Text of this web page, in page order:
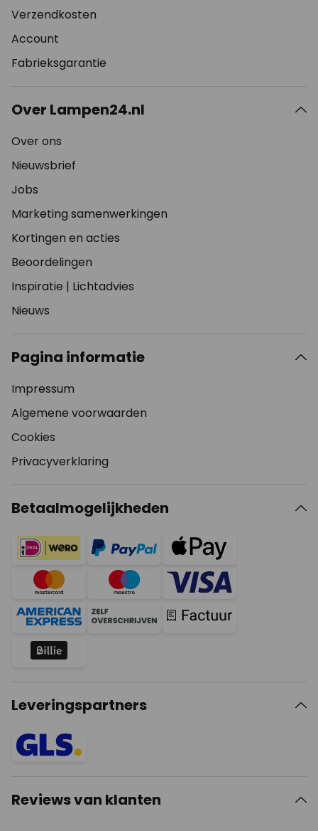
Verzendkosten
Account
Fabrieksgarantie
Over Lampen24.nl
Over ons
Nieuwsbrief
Jobs
Marketing samenwerkingen
Kortingen en acties
Beoordelingen
Inspiratie | Lichtadvies
Nieuws
Pagina informatie
Impressum
Algemene voorwaarden
Cookies
Privacyverklaring
Betaalmogelijkheden
Leveringspartners
Reviews van klanten